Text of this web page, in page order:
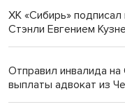
ХК «Сибирь»
Стэнли Евгением
Отправил инвалида
выплаты адвокат из